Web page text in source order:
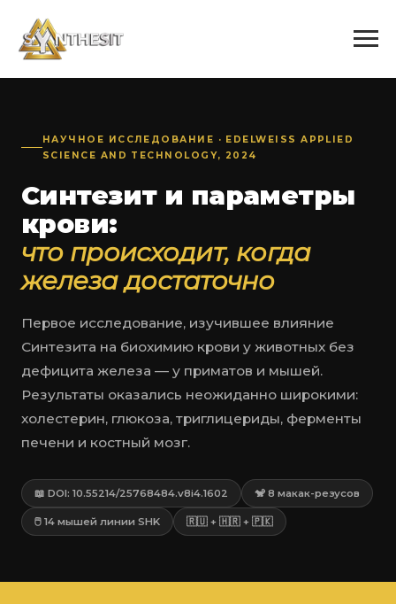
НАУЧНОЕ ИССЛЕДОВАНИЕ · EDELWEISS APPLIED
SCIENCE AND TECHNOLOGY, 2024
Синтезит и параметры
крови:
что происходит, когда
железа достаточно
Первое исследование, изучившее влияние
Синтезита на биохимию крови у животных без
дефицита железа — у приматов и мышей.
Результаты оказались неожиданно широкими:
холестерин, глюкоза, триглицериды, ферменты
печени и костный мозг.
📖 DOI: 10.55214/25768484.v8i4.1602 🐒 8 макак-резусов
🖱 14 мышей линии SHK 🇷🇺 + 🇭🇷 + 🇵🇰